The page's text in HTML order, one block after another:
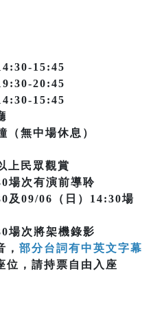
15:45
20:45
15:45
無中場休息）
民眾觀賞
次有演前導聆
09/06（日）14:30場
次將架機錄影
部分台詞有中英文字幕
，請持票自由入座